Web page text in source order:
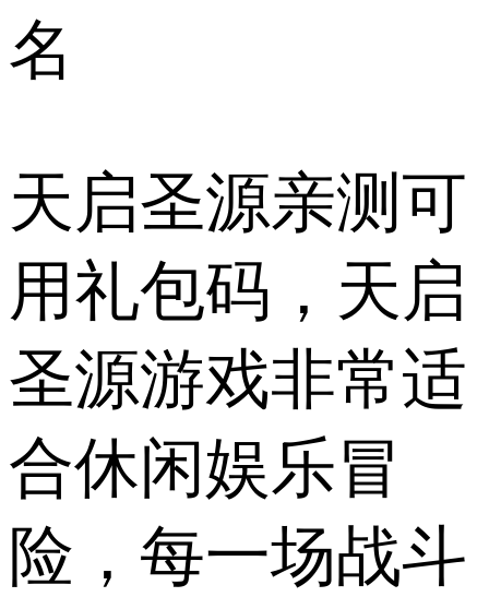
名
天启圣源亲测可
用礼包码，天启
圣源游戏非常适
合休闲娱乐冒
险，每一场战斗